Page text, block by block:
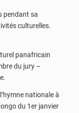
pendant sa
culturelles.
panafricain
du jury –
nationale à
du 1er janvier